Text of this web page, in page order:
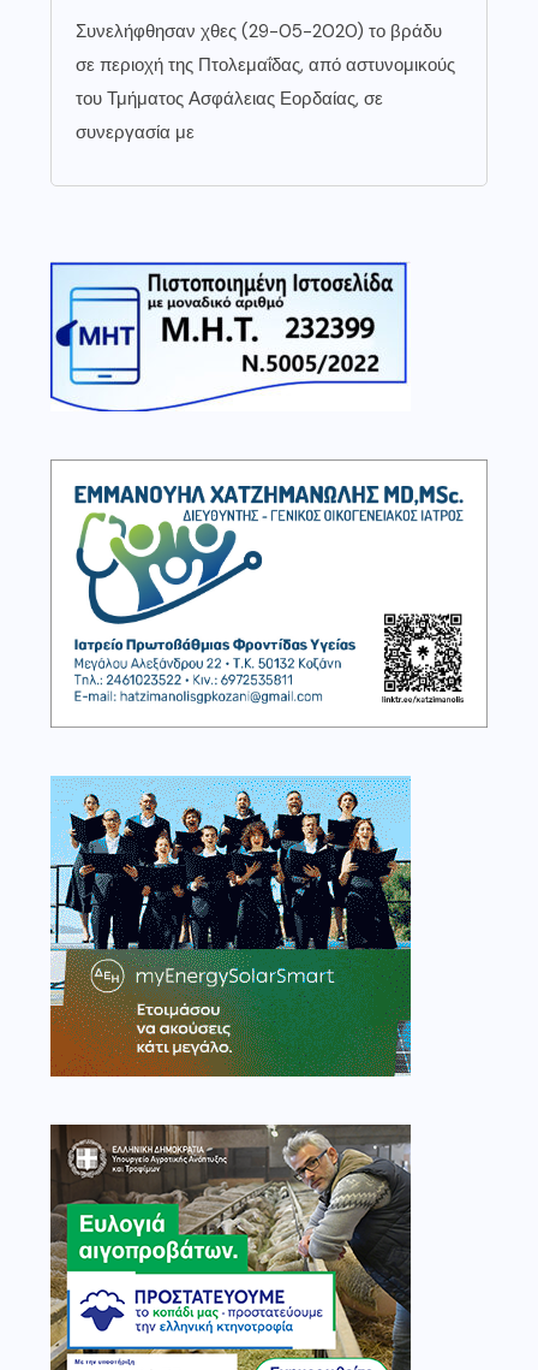
Συνελήφθησαν χθες (29-05-2020) το βράδυ
σε περιοχή της Πτολεμαΐδας, από αστυνομικούς
του Τμήματος Ασφάλειας Εορδαίας, σε
συνεργασία με